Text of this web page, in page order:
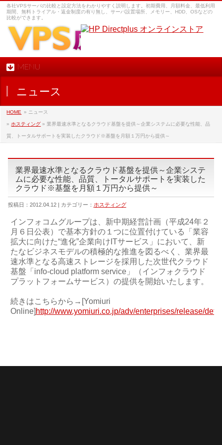
各社VPSサーバの比較と設定方法をわかりやすく説明します。初期費用、月額料金、最低利用
期間、無料トライアル・返金制度の有り無し、サーバ設置場所、メモリー、HDD、OSなどの
比較ができます。
MENU
ニュース
HOME » ニュース
» ホスティング » 業界最速水準となるクラウド基盤を提供～企業システムに必要な性能、品
質、トータルサポートを実装したクラウド※基盤を月額１万円から提供～
業界最速水準となるクラウド基盤を提供～企業システ
ムに必要な性能、品質、トータルサポートを実装した
クラウド※基盤を月額１万円から提供～
投稿日：2012.04.12 | カテゴリー： ホスティング
インフォコムグループは、新中期経営計画（平成24年２
月６日公表）で基本方針の１つに位置付けている「業容
拡大に向けた“進化”企業向けITサービス」において、新
たなビジネスモデルの積極的な推進を図るべく、業界最
速水準となる高速ストレージを採用した次世代クラウド
基盤「info-cloud platform service」（インフォクラウド
プラットフォームサービス）の提供を開始いたします。
続きはこちらから→[Yomiuri
Online] http://www.yomiuri.co.jp/adv/enterprises/release/